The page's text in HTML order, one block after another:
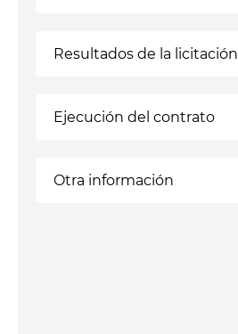
Resultados de la licitación
Ejecución del contrato
Otra información